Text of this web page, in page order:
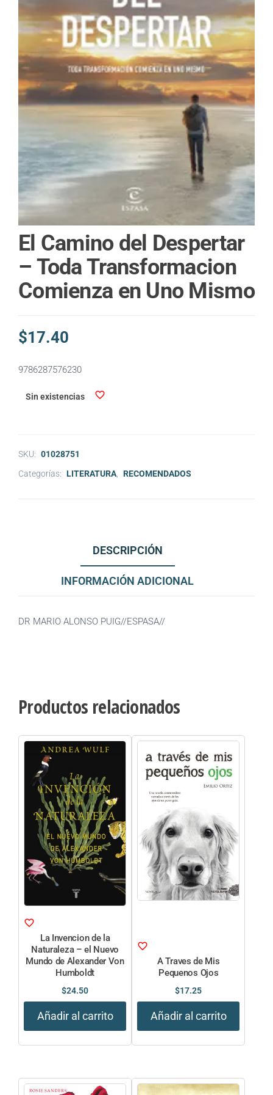
El Camino del Despertar
– Toda Transformacion
Comienza en Uno Mismo
$17.40
9786287576230
Sin existencias
SKU: 01028751
Categorías: LITERATURA RECOMENDADOS
DESCRIPCIÓN
INFORMACIÓN ADICIONAL
DR MARIO ALONSO PUIG//ESPASA//
Productos relacionados
La Invencion de la
Naturaleza – el Nuevo
Mundo de Alexander Von
Humboldt
$24.50
Añadir al carrito
A Traves de Mis
Pequenos Ojos
$17.25
Añadir al carrito